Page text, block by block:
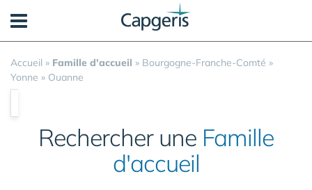
Accueil » Famille d'accueil » Bourgogne-Franche-Comté »
Yonne » Ouanne
Rechercher une Famille
d'accueil